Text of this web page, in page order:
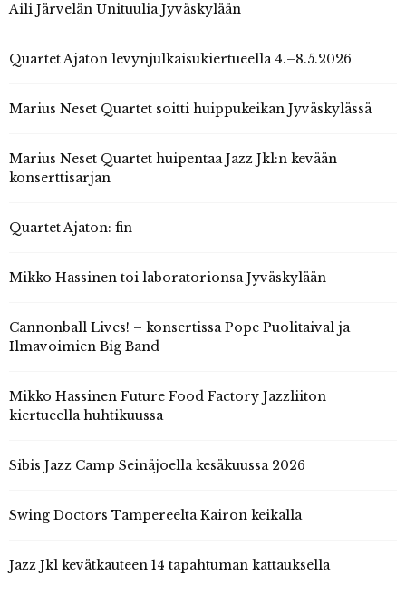
Aili Järvelän Unituulia Jyväskylään
Quartet Ajaton levynjulkaisukiertueella 4.–8.5.2026
Marius Neset Quartet soitti huippukeikan Jyväskylässä
Marius Neset Quartet huipentaa Jazz Jkl:n kevään
konserttisarjan
Quartet Ajaton: fin
Mikko Hassinen toi laboratorionsa Jyväskylään
Cannonball Lives! – konsertissa Pope Puolitaival ja
Ilmavoimien Big Band
Mikko Hassinen Future Food Factory Jazzliiton
kiertueella huhtikuussa
Sibis Jazz Camp Seinäjoella kesäkuussa 2026
Swing Doctors Tampereelta Kairon keikalla
Jazz Jkl kevätkauteen 14 tapahtuman kattauksella